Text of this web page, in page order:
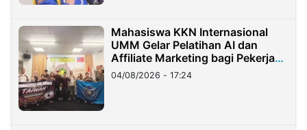
Mahasiswa KKN Internasional
UMM Gelar Pelatihan AI dan
Affiliate Marketing bagi Pekerja
Migran Indonesia di Taiwan
04/08/2026 - 17:24